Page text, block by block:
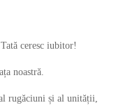
ceresc iubitor!
noastră.
și al unității,